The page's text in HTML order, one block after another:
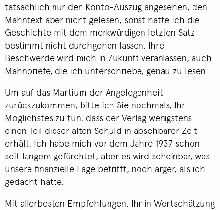
tatsächlich nur den Konto-Auszug angesehen, den
Mahntext aber nicht gelesen, sonst hätte ich die
Geschichte mit dem merkwürdigen letzten Satz
bestimmt nicht durchgehen lassen. Ihre
Beschwerde wird mich in Zukunft veranlassen, auch
Mahnbriefe, die ich unterschriebe, genau zu lesen.
Um auf das Martium der Angelegenheit
zurückzukommen, bitte ich Sie nochmals, Ihr
Möglichstes zu tun, dass der Verlag wenigstens
einen Teil dieser alten Schuld in absehbarer Zeit
erhält. Ich habe mich vor dem Jahre 1937 schon
seit langem gefürchtet, aber es wird scheinbar, was
unsere finanzielle Lage betrifft, noch ärger, als ich
gedacht hatte.
Mit allerbesten Empfehlungen, Ihr in Wertschätzung